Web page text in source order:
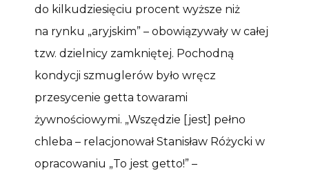
do kilkudziesięciu procent wyższe niż
na rynku „aryjskim” – obowiązywały w całej
tzw. dzielnicy zamkniętej. Pochodną
kondycji szmuglerów było wręcz
przesycenie getta towarami
żywnościowymi. „Wszędzie [jest] pełno
chleba – relacjonował Stanisław Różycki w
opracowaniu „To jest getto!” –